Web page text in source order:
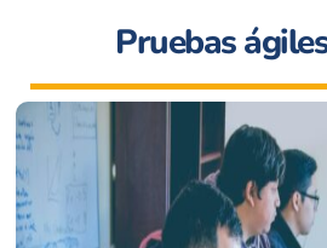
Pruebas